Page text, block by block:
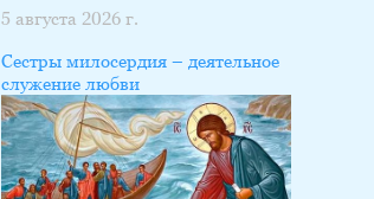
5 августа 2026 г.
Сестры милосердия – деятельное
служение любви